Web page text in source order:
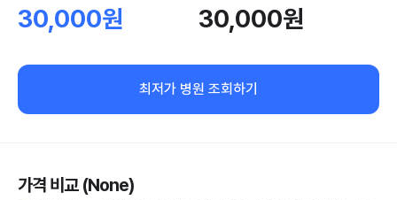
30,000원 30,000원
최저가 병원 조회하기
가격 비교 (None)